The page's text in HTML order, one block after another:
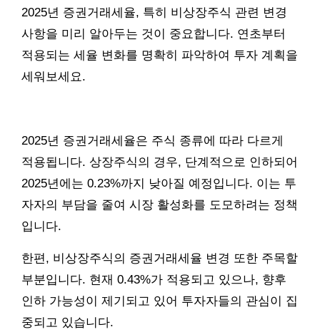
2025년 증권거래세율, 특히 비상장주식 관련 변경
사항을 미리 알아두는 것이 중요합니다. 연초부터
적용되는 세율 변화를 명확히 파악하여 투자 계획을
세워보세요.
2025년 증권거래세율은 주식 종류에 따라 다르게
적용됩니다. 상장주식의 경우, 단계적으로 인하되어
2025년에는 0.23%까지 낮아질 예정입니다. 이는 투
자자의 부담을 줄여 시장 활성화를 도모하려는 정책
입니다.
한편, 비상장주식의 증권거래세율 변경 또한 주목할
부분입니다. 현재 0.43%가 적용되고 있으나, 향후
인하 가능성이 제기되고 있어 투자자들의 관심이 집
중되고 있습니다.